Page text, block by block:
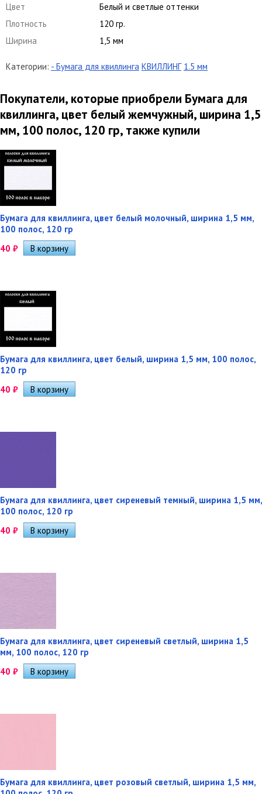
Цвет
Белый и светлые оттенки
Плотность
120 гр.
Ширина
1,5 мм
Категории: - Бумага для квиллинга КВИЛЛИНГ 1.5 мм
Покупатели, которые приобрели Бумага для
квиллинга, цвет белый жемчужный, ширина 1,5
мм, 100 полос, 120 гр, также купили
Бумага для квиллинга, цвет белый молочный, ширина 1,5 мм,
100 полос, 120 гр
40 ₽
Бумага для квиллинга, цвет белый, ширина 1,5 мм, 100 полос,
120 гр
40 ₽
Бумага для квиллинга, цвет сиреневый темный, ширина 1,5 мм,
100 полос, 120 гр
40 ₽
Бумага для квиллинга, цвет сиреневый светлый, ширина 1,5
мм, 100 полос, 120 гр
40 ₽
Бумага для квиллинга, цвет розовый светлый, ширина 1,5 мм,